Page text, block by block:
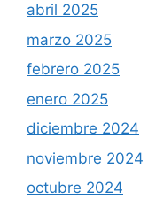
abril 2025
marzo 2025
febrero 2025
enero 2025
diciembre 2024
noviembre 2024
octubre 2024